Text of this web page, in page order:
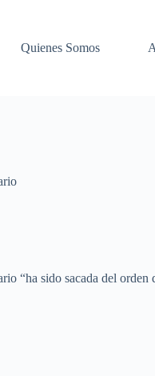
Quienes Somos
sido sacada del orden